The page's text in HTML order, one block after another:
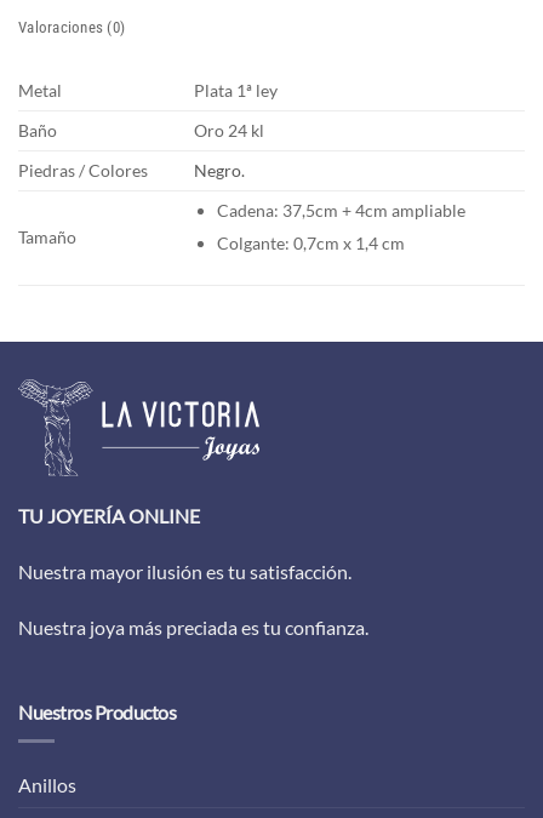
Valoraciones (0)
Metal
Plata 1ª ley
Baño
Oro 24 kl
Piedras / Colores
Negro.
Tamaño
Cadena: 37,5cm + 4cm ampliable
Colgante: 0,7cm x 1,4 cm
TU JOYERÍA ONLINE
Nuestra mayor ilusión es tu satisfacción.
Nuestra joya más preciada es tu confianza.
Nuestros Productos
Anillos